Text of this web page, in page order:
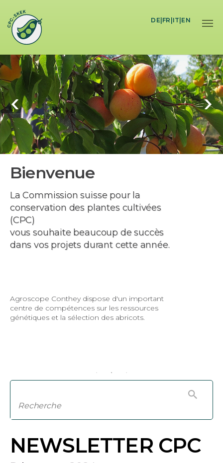
DE| FR IT EN
Bienvenue
La Commission suisse pour la
conservation des plantes cultivées
(CPC)
vous souhaite beaucoup de succès
dans vos projets durant cette année.
Agroscope Conthey dispose d'un important
centre de compétences sur les ressources
génétiques et la sélection des abricots.
NEWSLETTER CPC